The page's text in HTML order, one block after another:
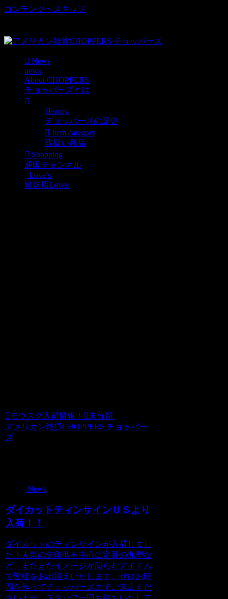
コンテンツへスキップ
News
news
About CHOPPERS
チョッパーズとは
History
チョッパーズの歴史
Item category
取扱い商品
Shopping
通販チャンネル
Love’s
姉妹店Loves
モウスグ入荷情報！
未分類
アメリカン雑貨CHOPPERS チョッパー
ズ
News
ダイカットティンサインＵＳより
入荷！！
ダイカットのティンサインが入荷しまし
た！人気の矢印型を中心に定番の丸型な
ど、またまたイメージが膨らむアイテム
で皆様をお出迎えいたします。ぜひお時
間を作ってチョッパーズまでご来店くだ